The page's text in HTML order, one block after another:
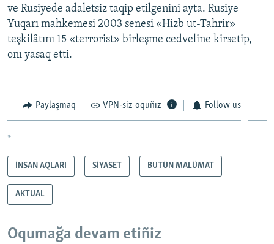
ve Rusiyede adaletsiz taqip etilgenini ayta. Rusiye
Yuqarı mahkemesi 2003 senesi «Hizb ut-Tahrir»
teşkilâtını 15 «terrorist» birleşme cedveline kirsetip,
onı yasaq etti.
Paylaşmaq VPN-siz oquñız Follow us
*
İNSAN AQLARI SİYASET BUTÜN MALÜMAT
AKTUAL
Oqumağa devam etiñiz